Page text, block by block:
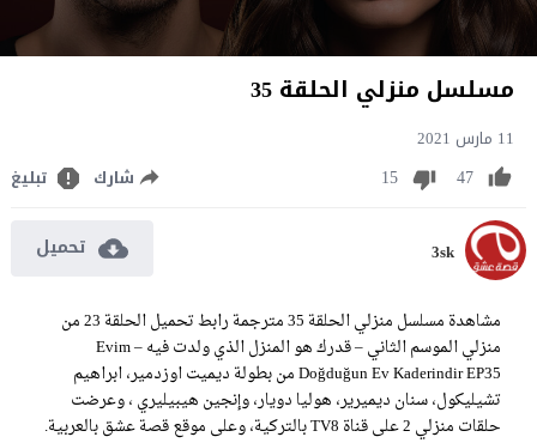
مسلسل منزلي الحلقة 35
11 مارس 2021
47
15 شارك تبليغ
3sk تحميل
مشاهدة مسلسل منزلي الحلقة 35 مترجمة رابط تحميل الحلقة 23 من
منزلي الموسم الثاني – قدرك هو المنزل الذي ولدت فيه Evim –
Doğduğun Ev Kaderindir EP35 من بطولة ديميت اوزدمير، ابراهيم
تشيليكول، سنان ديميرير، هوليا دويار، وإنجين هيبيليري ، وعرضت
حلقات منزلي 2 على قناة TV8 بالتركية، وعلى موقع قصة عشق بالعربية.